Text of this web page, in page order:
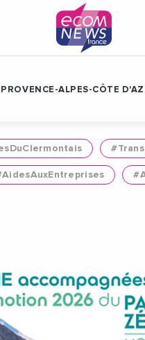
PROVENCE-ALPES-CÔTE